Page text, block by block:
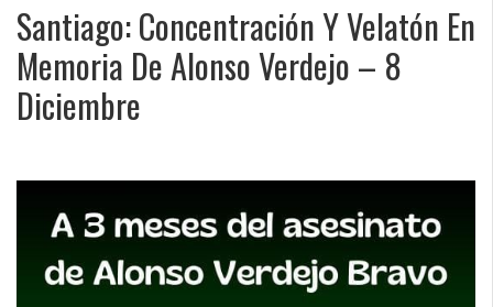
Santiago: Concentración Y Velatón En
Memoria De Alonso Verdejo – 8
Diciembre